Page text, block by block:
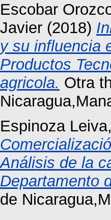
Escobar
Javier (2018)
y su influencia
Productos
agricola. Otra
Espinoza
Análisis de la
Departamento
de